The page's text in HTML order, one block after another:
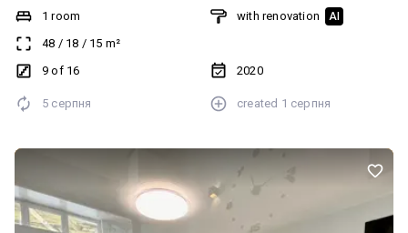
проживання. Просторе та функціональне планування,
гардеробна, балкон/лоджія, встановлений кондиціонер. Кухня
обладнана всією необхідною технікою: холодильник, варильна
поверхня, духова шафа, плита, мікрохвильова піч, посудомийна
оснащений пасажирським і вантажним ліфтами. ЖК «Левада-1» —
поруч метро, магазини, супермаркети, кафе, зручна транспортна
розвязка. Квартира ідеально підійде як для комфортного
проживання, так і для вигідної інвестиції.
1 room
48 / 18 / 15 m²
9 of 16
with renovation AI
2020
5 серпня created 1 серпня